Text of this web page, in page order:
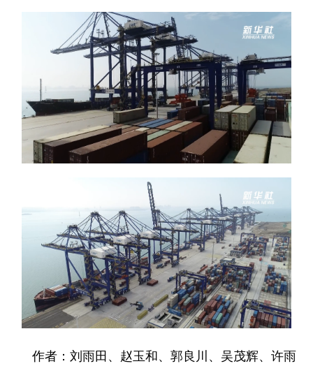
作者：刘雨田、赵玉和、郭良川、吴茂辉、许雨